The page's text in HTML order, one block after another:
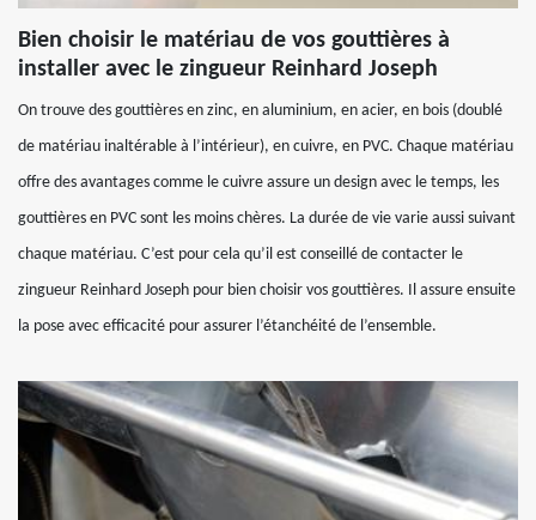
Bien choisir le matériau de vos gouttières à
installer avec le zingueur Reinhard Joseph
On trouve des gouttières en zinc, en aluminium, en acier, en bois (doublé
de matériau inaltérable à l’intérieur), en cuivre, en PVC. Chaque matériau
offre des avantages comme le cuivre assure un design avec le temps, les
gouttières en PVC sont les moins chères. La durée de vie varie aussi suivant
chaque matériau. C’est pour cela qu’il est conseillé de contacter le
zingueur Reinhard Joseph pour bien choisir vos gouttières. Il assure ensuite
la pose avec efficacité pour assurer l’étanchéité de l’ensemble.